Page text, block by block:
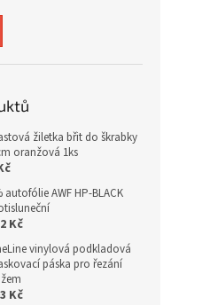
žiletka břit do škrabky
oranžová 1ks
autofólie AWF HP-BLACK
Kč
vinylová podkladová
páska pro řezání
Kč